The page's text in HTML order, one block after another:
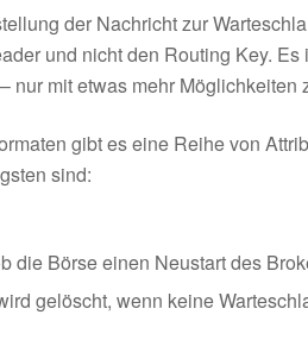
der Nachricht zur
und nicht den Routing Key. Es
nur mit etwas mehr Möglichkeiten
gibt es eine Reihe von
sind:
die Börse einen Neustart des
gelöscht, wenn keine